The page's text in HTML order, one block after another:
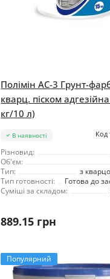
Полімін АС-3 Грунт-
кварц. піском
кг/10 л)
В наявності Код
Різновид:
Об'єм:
Тип:
з
Тип готовності:
Готова до
Суміші за складом:
889.15 грн
Популярний